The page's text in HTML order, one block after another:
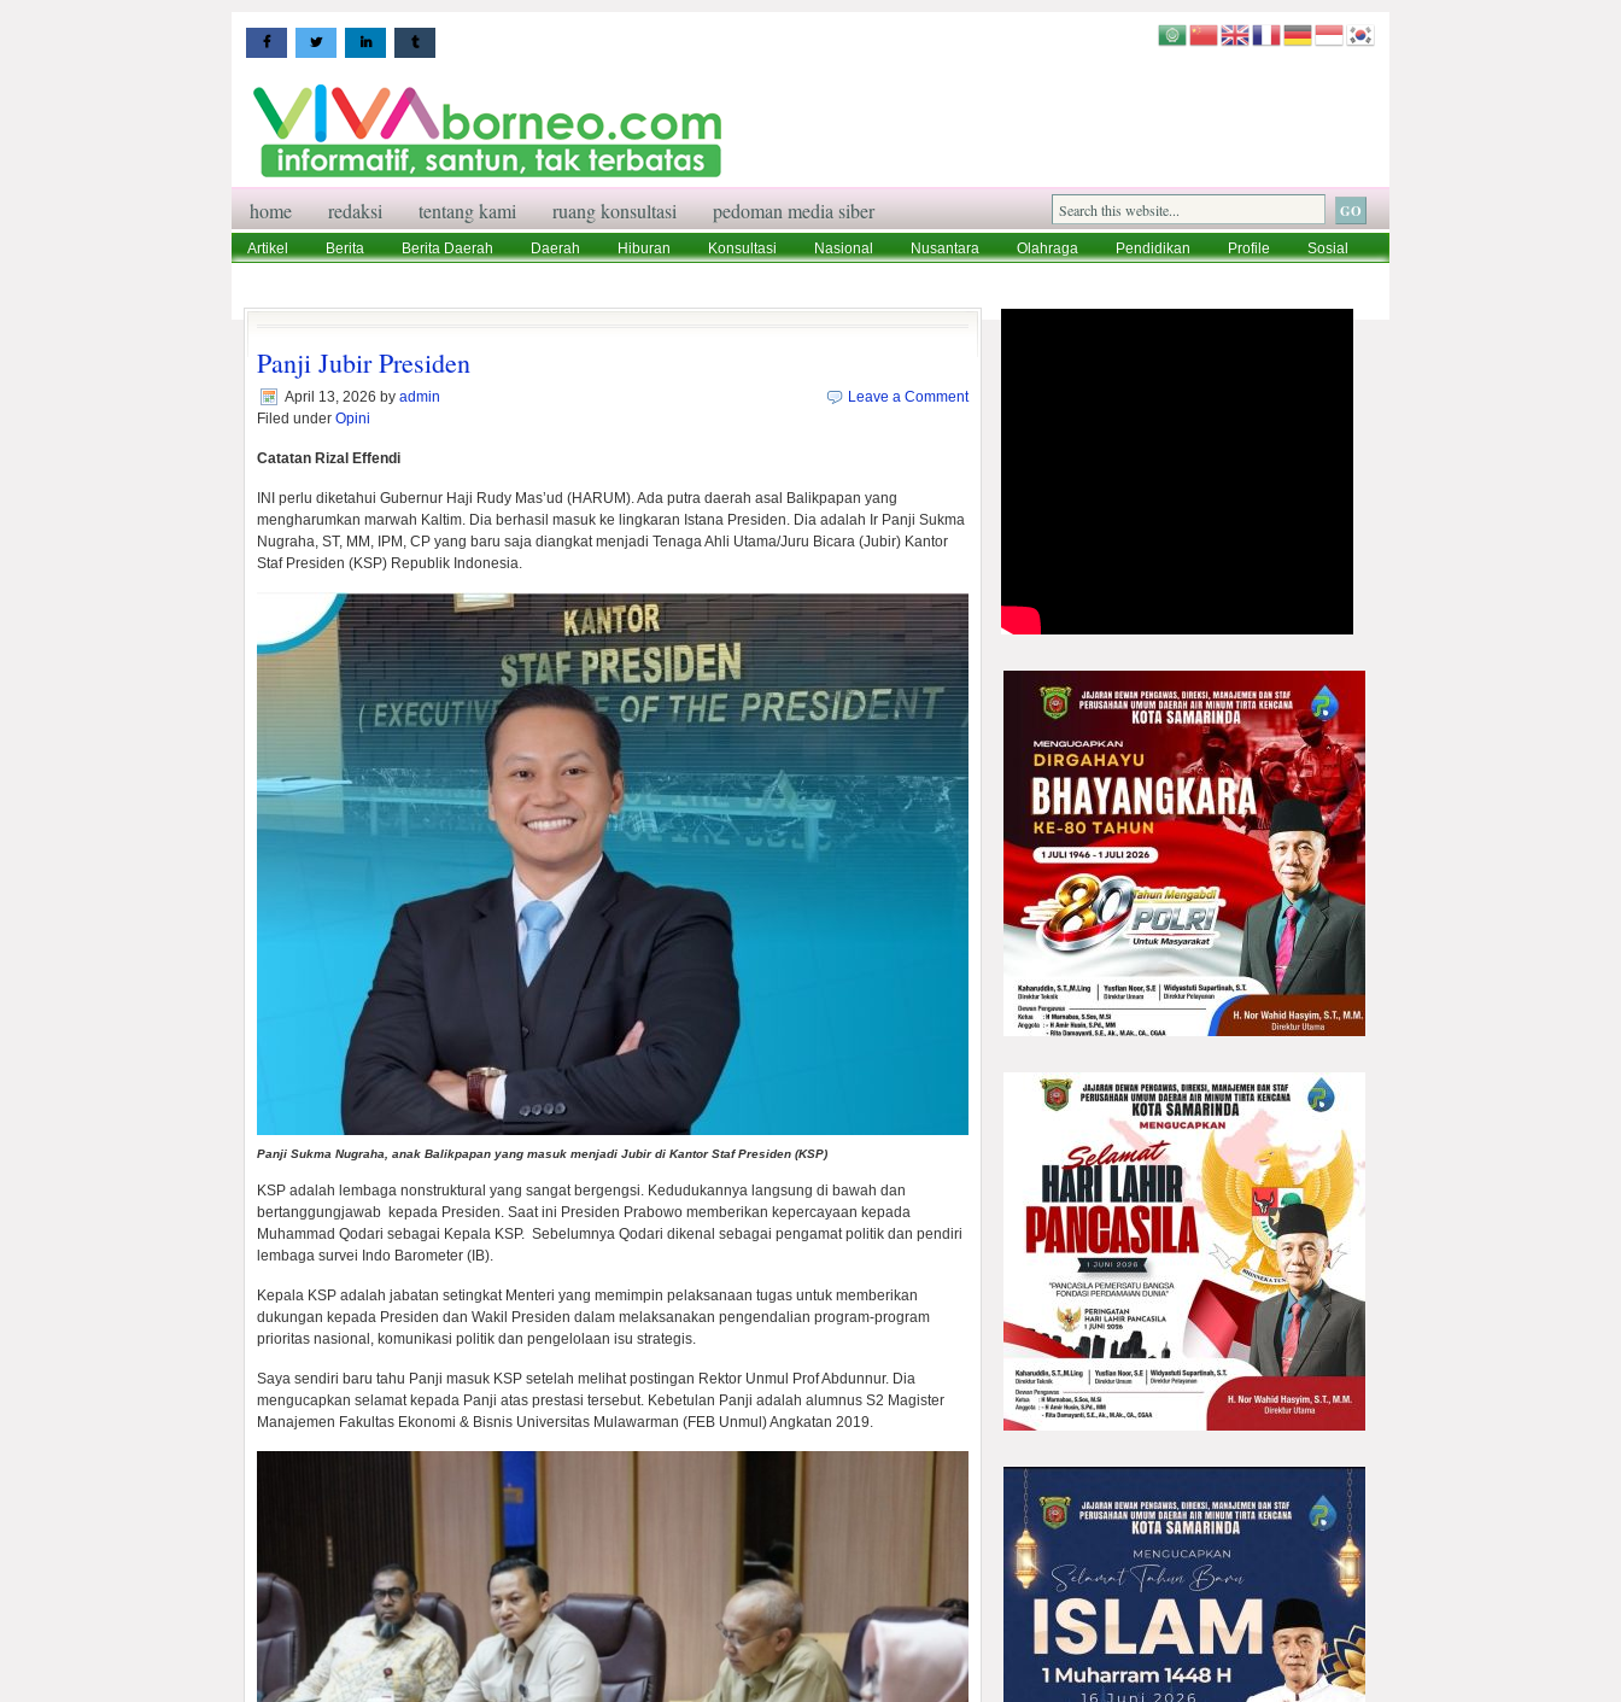
home redaksi tentang kami ruang konsultasi pedoman media siber
Artikel Berita Berita Daerah Daerah Hiburan Konsultasi Nasional Nusantara Olahraga Pendidikan Profile
Sosial
Panji Jubir Presiden
April 13, 2026 by admin
Filed under Opini
Leave a Comment
Catatan Rizal Effendi
INI perlu diketahui Gubernur Haji Rudy Mas’ud (HARUM). Ada putra daerah asal Balikpapan yang
mengharumkan marwah Kaltim. Dia berhasil masuk ke lingkaran Istana Presiden. Dia adalah Ir Panji Sukma
Nugraha, ST, MM, IPM, CP yang baru saja diangkat menjadi Tenaga Ahli Utama/Juru Bicara (Jubir) Kantor
Staf Presiden (KSP) Republik Indonesia.
Panji Sukma Nugraha, anak Balikpapan yang masuk menjadi Jubir di Kantor Staf Presiden (KSP)
KSP adalah lembaga nonstruktural yang sangat bergengsi. Kedudukannya langsung di bawah dan
bertanggungjawab kepada Presiden. Saat ini Presiden Prabowo memberikan kepercayaan kepada
Muhammad Qodari sebagai Kepala KSP. Sebelumnya Qodari dikenal sebagai pengamat politik dan pendiri
lembaga survei Indo Barometer (IB).
Kepala KSP adalah jabatan setingkat Menteri yang memimpin pelaksanaan tugas untuk memberikan
dukungan kepada Presiden dan Wakil Presiden dalam melaksanakan pengendalian program-program
prioritas nasional, komunikasi politik dan pengelolaan isu strategis.
Saya sendiri baru tahu Panji masuk KSP setelah melihat postingan Rektor Unmul Prof Abdunnur. Dia
mengucapkan selamat kepada Panji atas prestasi tersebut. Kebetulan Panji adalah alumnus S2 Magister
Manajemen Fakultas Ekonomi & Bisnis Universitas Mulawarman (FEB Unmul) Angkatan 2019.